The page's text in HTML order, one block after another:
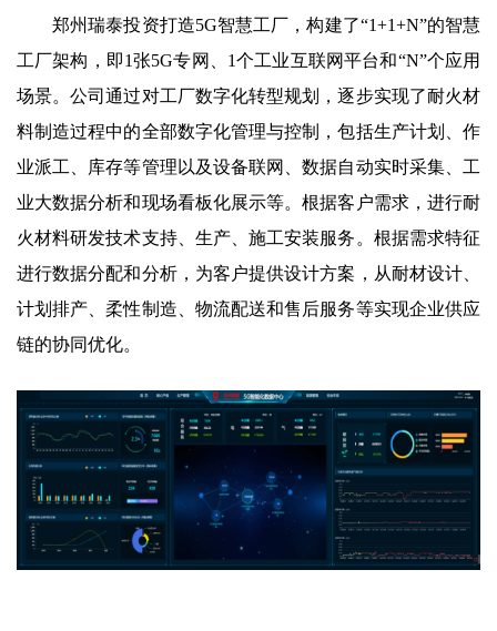
郑州瑞泰投资打造5G智慧工厂，构建了“1+1+N”的智慧
工厂架构，即1张5G专网、1个工业互联网平台和“N”个应用
场景。公司通过对工厂数字化转型规划，逐步实现了耐火材
料制造过程中的全部数字化管理与控制，包括生产计划、作
业派工、库存等管理以及设备联网、数据自动实时采集、工
业大数据分析和现场看板化展示等。根据客户需求，进行耐
火材料研发技术支持、生产、施工安装服务。根据需求特征
进行数据分配和分析，为客户提供设计方案，从耐材设计、
计划排产、柔性制造、物流配送和售后服务等实现企业供应
链的协同优化。